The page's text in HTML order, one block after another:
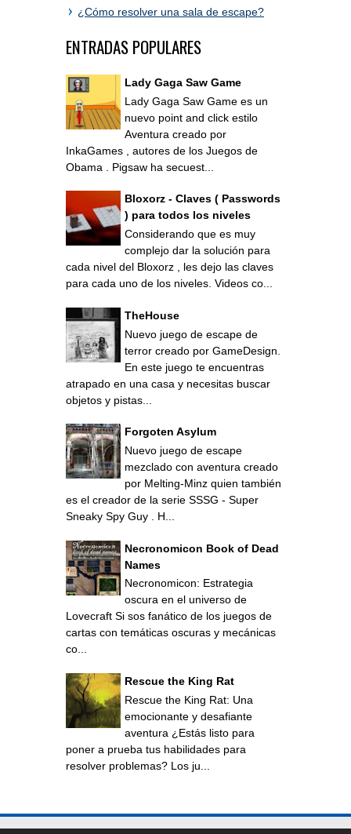
¿Cómo resolver una sala de escape?
ENTRADAS POPULARES
Lady Gaga Saw Game
Lady Gaga Saw Game es un
nuevo point and click estilo
Aventura creado por
InkaGames , autores de los Juegos de
Obama . Pigsaw ha secuest...
Bloxorz - Claves ( Passwords
) para todos los niveles
Considerando que es muy
complejo dar la solución para
cada nivel del Bloxorz , les dejo las claves
para cada uno de los niveles. Videos co...
TheHouse
Nuevo juego de escape de
terror creado por GameDesign.
En este juego te encuentras
atrapado en una casa y necesitas buscar
objetos y pistas...
Forgoten Asylum
Nuevo juego de escape
mezclado con aventura creado
por Melting-Minz quien también
es el creador de la serie SSSG - Super
Sneaky Spy Guy . H...
Necronomicon Book of Dead
Names
Necronomicon: Estrategia
oscura en el universo de
Lovecraft Si sos fanático de los juegos de
cartas con temáticas oscuras y mecánicas
co...
Rescue the King Rat
Rescue the King Rat: Una
emocionante y desafiante
aventura ¿Estás listo para
poner a prueba tus habilidades para
resolver problemas? Los ju...